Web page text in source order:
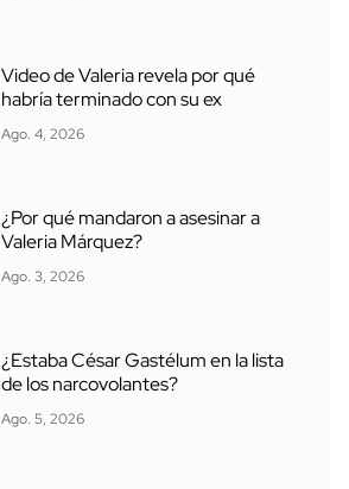
Video de Valeria revela por qué
habría terminado con su ex
Ago. 4, 2026
¿Por qué mandaron a asesinar a
Valeria Márquez?
Ago. 3, 2026
¿Estaba César Gastélum en la lista
de los narcovolantes?
Ago. 5, 2026